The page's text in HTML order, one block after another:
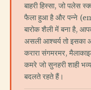
बाहरी हिस्सा, जो पलेस
फैला हुआ है और पन्ने
बारोक शैली में बना है,
असली आश्चर्य तो इसका
करारा संगमरमर,
कमरे जो सुनहरी शाही
बदलते रहते हैं।